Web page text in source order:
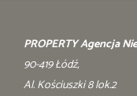
PROPERTY Agencja
90-419 Łódź,
Al. Kościuszki 8 lok.2